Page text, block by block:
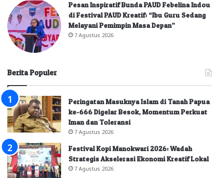
Pesan Inspiratif Bunda PAUD Febelina Indou
di Festival PAUD Kreatif: “Ibu Guru Sedang
Melayani Pemimpin Masa Depan”
7 Agustus 2026
Berita Populer
Peringatan Masuknya Islam di Tanah Papua
ke-666 Digelar Besok, Momentum Perkuat
Iman dan Toleransi
7 Agustus 2026
Festival Kopi Manokwari 2026: Wadah
Strategis Akselerasi Ekonomi Kreatif Lokal
7 Agustus 2026